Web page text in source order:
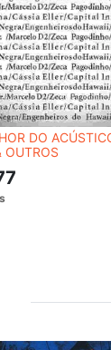
DO
OUTROS